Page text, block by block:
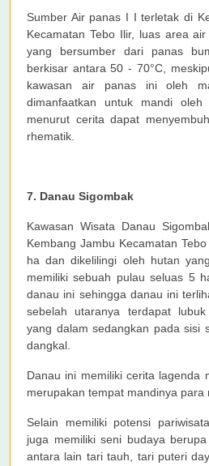
Sumber Air panas I I terletak di
Kecamatan Tebo Ilir, luas area
yang bersumber dari panas
berkisar antara 50 - 70°C,
kawasan air panas ini oleh
dimanfaatkan untuk mandi oleh
menurut cerita dapat
rhematik.
7. Danau Sigombak
Kawasan Wisata Danau
Kembang Jambu Kecamatan
ha dan dikelilingi oleh hutan
memiliki sebuah pulau seluas 5
danau ini sehingga danau ini
sebelah utaranya terdapat
yang dalam sedangkan pada sisi
dangkal.
Danau ini memiliki cerita lagenda
merupakan tempat mandinya para
Selain memiliki potensi
juga memiliki seni budaya
antara lain tari tauh, tari puteri